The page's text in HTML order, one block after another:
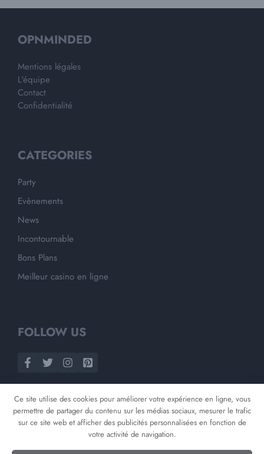
OPNMINDED
Mentions légales
L'équipe
Contact
Confidentialité
CATEGORIES
Party
Evènements
News
Incontournable
Bons Plans
Meilleur casino en ligne
FOLLOW US
Ce site utilise des cookies pour améliorer votre expérience en ligne, vous
permettre de partager du contenu sur les médias sociaux, mesurer le trafic
sur ce site web et afficher des publicités personnalisées en fonction de
votre activité de navigation.